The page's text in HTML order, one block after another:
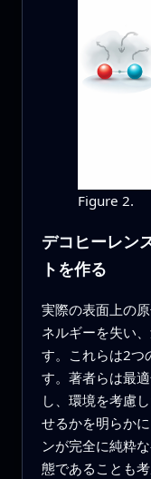
Figure 2.
デコヒーレン
トを作る
実際の表面上の
ネルギーを失い
す。これらは2つ
す。著者らは最
し、環境を考慮
せるかを明らか
ンが完全に純粋
態であることも